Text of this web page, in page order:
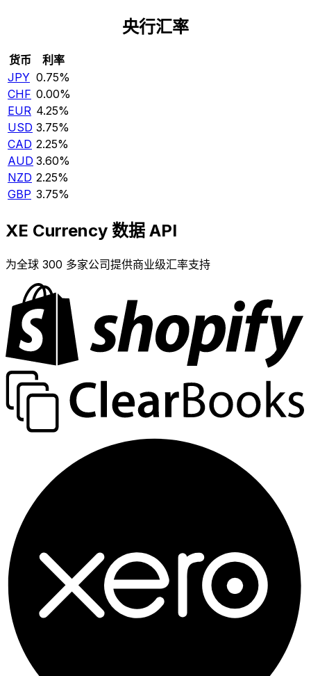
央行汇率
货币
利率
JPY 0.75%
CHF 0.00%
EUR 4.25%
USD 3.75%
CAD 2.25%
AUD 3.60%
NZD 2.25%
GBP 3.75%
XE Currency 数据 API
为全球 300 多家公司提供商业级汇率支持